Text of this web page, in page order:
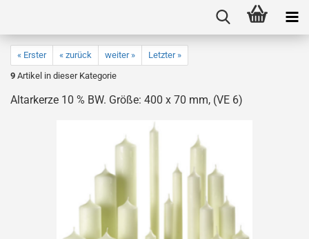
« Erster « zurück weiter »
Letzter »
9 Artikel in dieser Kategorie
Altarkerze 10 % BW. Größe: 400 x 70 mm, (VE 6)